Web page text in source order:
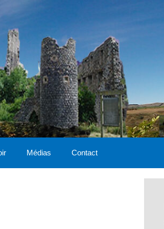
Médias Contact